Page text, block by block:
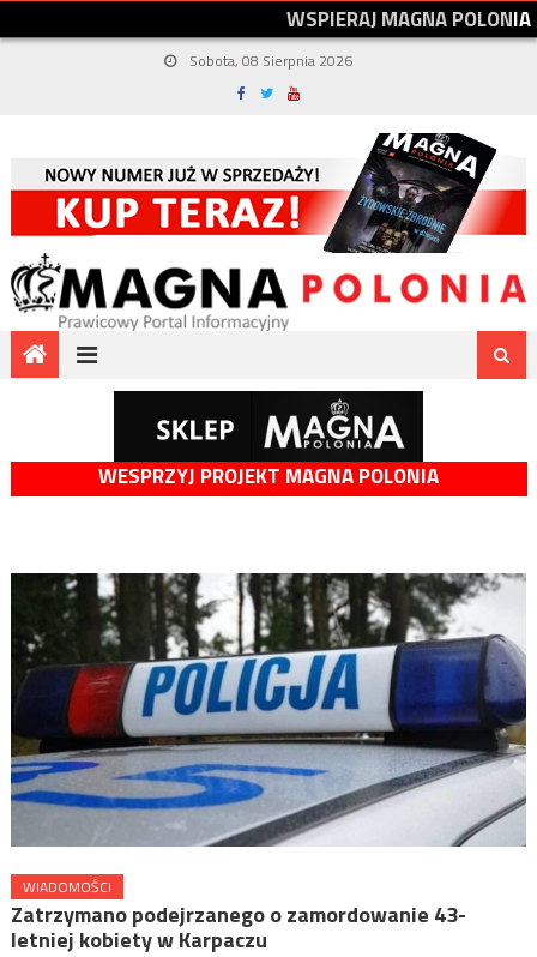
WSPIERAJMAGNAPOLONIA
Sobota, 08 Sierpnia 2026
WESPRZYJ PROJEKT MAGNA POLONIA
WIADOMOŚCI
Zatrzymano podejrzanego o zamordowanie 43-
letniej kobiety w Karpaczu